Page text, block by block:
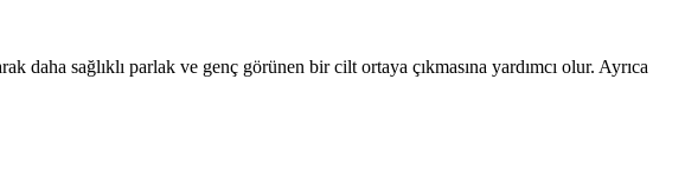
daha sağlıklı parlak ve genç görünen bir cilt ortaya çıkmasına yardımcı olur. Ayrıca